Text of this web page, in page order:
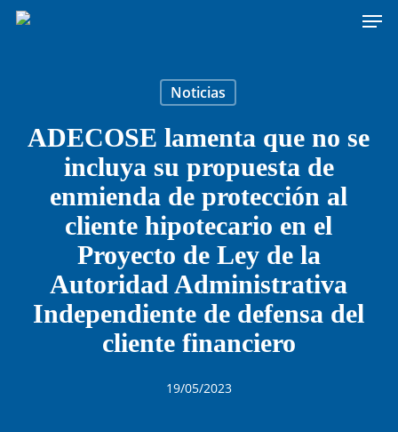
Skip
Noticias
ADECOSE lamenta que no se
incluya su propuesta de
enmienda de protección al
cliente hipotecario en el
Proyecto de Ley de la
Autoridad Administrativa
Independiente de defensa del
cliente financiero
19/05/2023